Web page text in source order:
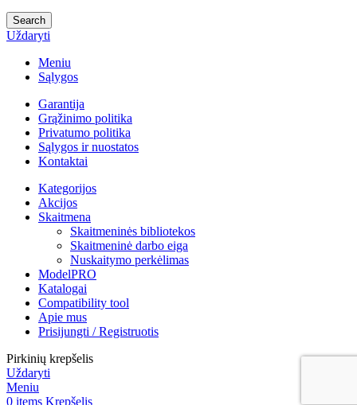
Search
Uždaryti
Meniu
Sąlygos
Garantija
Grąžinimo politika
Privatumo politika
Sąlygos ir nuostatos
Kontaktai
Kategorijos
Akcijos
Skaitmena
Skaitmeninės bibliotekos
Skaitmeninė darbo eiga
Nuskaitymo perkėlimas
ModelPRO
Katalogai
Compatibility tool
Apie mus
Prisijungti / Registruotis
Pirkinių krepšelis
Uždaryti
Meniu
0 items Krepšelis